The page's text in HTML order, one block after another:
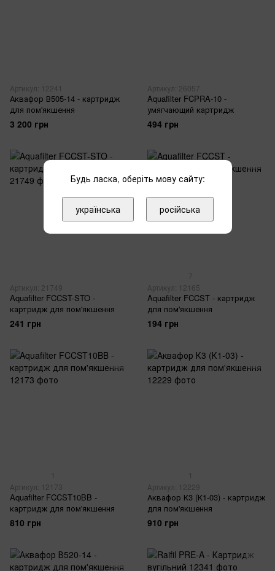
Артикул: 12241
Аквафор В505-14 - картридж
для пом'якшення
3 200 грн
Артикул: 26057
Aquafilter FCPRA-10 -
умягчающий картридж
494 грн
Артикул: 21749
Aquafilter FCCST-STO -
картридж для пом'якшення
241 грн
7
Артикул: 12165
Aquafilter FCCST - картридж
для пом'якшення
194 грн
1
Артикул: 12173
Aquafilter FCCST10BB -
картридж для пом'якшення
810 грн
1
Артикул: 12229
Аквафор К3 (К1-03) - картридж
для пом'якшення
910 грн
Будь ласка, оберіть мову сайту:
українська російська